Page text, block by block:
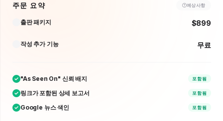
주문 요약 예상 사항
출판 패키지 $899
작성 추가 기능 무료
"As Seen On" 신뢰 배지 포함됨
링크가 포함된 상세 보고서 포함됨
Google 뉴스 색인 포함됨